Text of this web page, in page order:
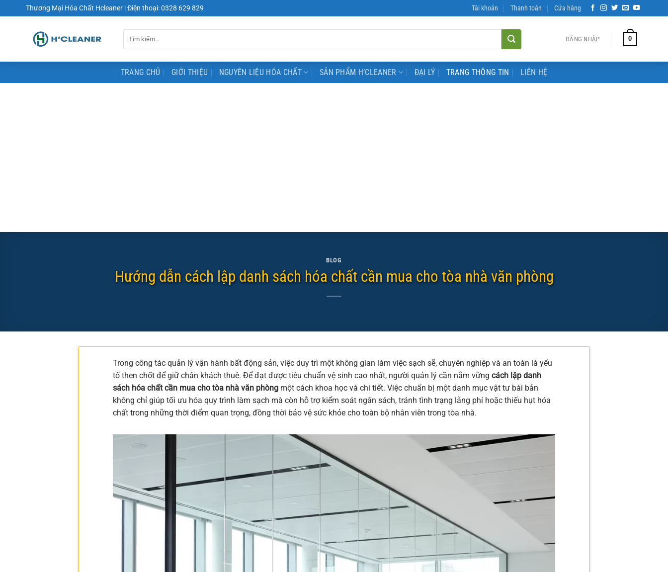
đến
Thương Mại Hóa Chất Hcleaner | Điện thoại: 0328 629 829 Tài khoản Thanh toán Cửa hàng
kiếm:
ĐĂNG NHẬP 0
TRANG CHỦ GIỚI THIỆU NGUYÊN LIỆU HÓA CHẤT SẢN PHẨM H’CLEANER ĐẠI LÝ TRANG THÔNG TIN LIÊN HỆ
BLOG
Hướng dẫn cách lập danh sách hóa chất cần mua cho tòa nhà văn phòng
Trong công tác quản lý vận hành bất động sản, việc duy trì một không gian làm việc sạch sẽ, chuyên nghiệp và an toàn là yếu
tố then chốt để giữ chân khách thuê. Để đạt được tiêu chuẩn vệ sinh cao nhất, người quản lý cần nắm vững cách lập danh
sách hóa chất cần mua cho tòa nhà văn phòngmột cách khoa học và chi tiết. Việc chuẩn bị một danh mục vật tư bài bản
không chỉ giúp tối ưu hóa quy trình làm sạch mà còn hỗ trợ kiểm soát ngân sách, tránh tình trạng lãng phí hoặc thiếu hụt hóa
chất trong những thời điểm quan trọng, đồng thời bảo vệ sức khỏe cho toàn bộ nhân viên trong tòa nhà.